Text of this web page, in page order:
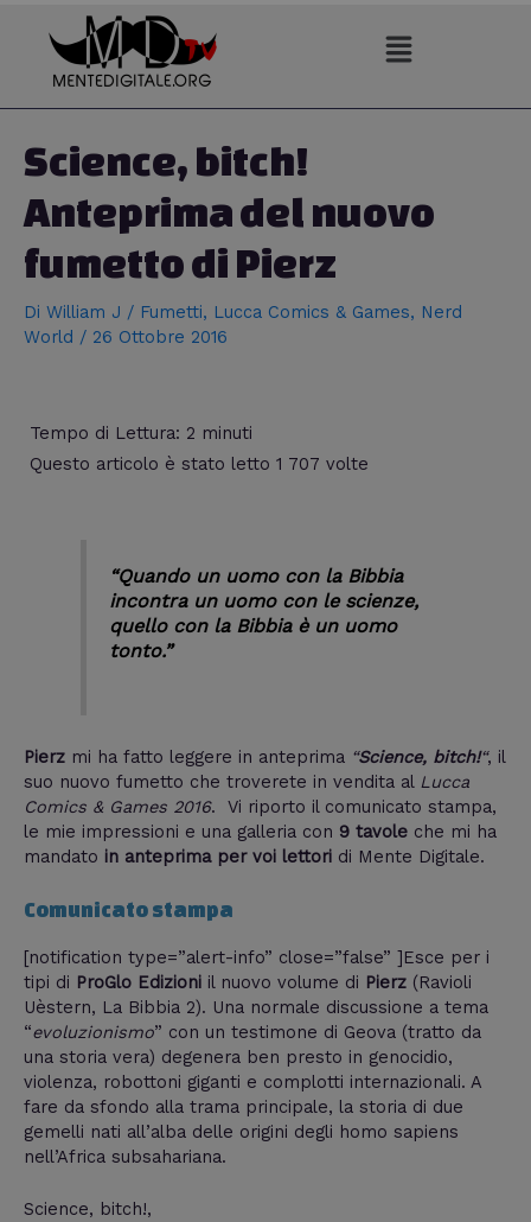
contenuto
Science, bitch!
Anteprima del nuovo
fumetto di Pierz
Di William J / Fumetti, Lucca Comics & Games, Nerd
World / 26 Ottobre 2016
Tempo di Lettura: 2 minuti
Questo articolo è stato letto 1 707 volte
“Quando un uomo con la Bibbia
incontra un uomo con le scienze,
quello con la Bibbia è un uomo
tonto.”
Pierz mi ha fatto leggere in anteprima “Science, bitch!“, il
suo nuovo fumetto che troverete in vendita al Lucca
Comics & Games 2016. Vi riporto il comunicato stampa,
le mie impressioni e una galleria con 9 tavole che mi ha
mandato in anteprima per voi lettori di Mente Digitale.
Comunicato stampa
[notification type=”alert-info” close=”false” ]Esce per i
tipi di ProGlo Edizioni il nuovo volume di Pierz (Ravioli
Uèstern, La Bibbia 2). Una normale discussione a tema
“evoluzionismo” con un testimone di Geova (tratto da
una storia vera) degenera ben presto in genocidio,
violenza, robottoni giganti e complotti internazionali. A
fare da sfondo alla trama principale, la storia di due
gemelli nati all’alba delle origini degli homo sapiens
nell’Africa subsahariana.
Science, bitch!,
articoli